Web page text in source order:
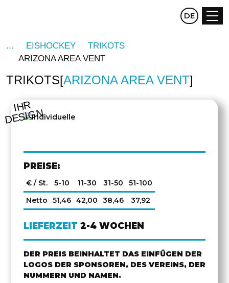
CZ EN
DE
EISHOCKEY
TRIKOTS
ARIZONA AREA VENT
TRIKOTS ARIZONA AREA VENT
IHR
DESIGN
PREISE:
€ / St. 5-10 11-30 31-50
51-100
Netto
51,46 42,00 38,46 37,92
LIEFERZEIT 2-4 WOCHEN
DER PREIS BEINHALTET DAS EINFÜGEN DER
LOGOS DER SPONSOREN, DES VEREINS, DER
NUMMERN UND NAMEN.